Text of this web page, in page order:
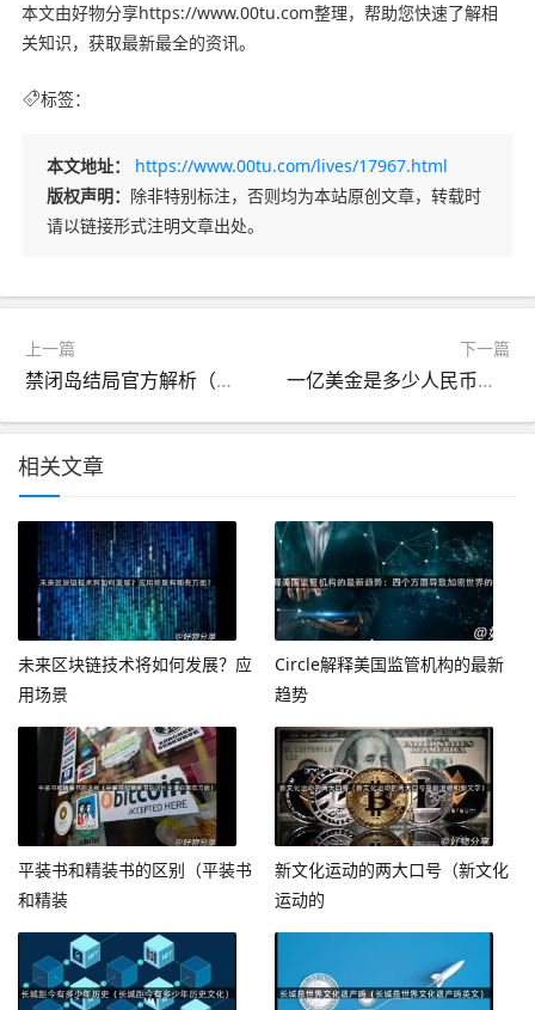
本文由好物分享https://www.00tu.com整理，帮助您快速了解相
关知识，获取最新最全的资讯。
标签：
本文地址：
https://www.00tu.com/lives/17967.html
版权声明： 除非特别标注，否则均为本站原创文章，转载时
请以链接形式注明文章出处。
上一篇
禁闭岛结局官方解析（禁闭岛结局是什么）
下一篇
一亿美金是多少人民币（一亿美金相当于人民币多少）
相关文章
未来区块链技术将如何发展？应
用场景
Circle解释美国监管机构的最新
趋势
平装书和精装书的区别（平装书
和精装
新文化运动的两大口号（新文化
运动的